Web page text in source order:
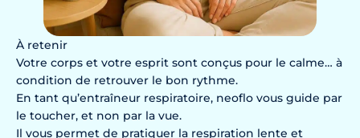
À retenir
Votre corps et votre esprit sont conçus pour le calme… à
condition de retrouver le bon rythme.
En tant qu’entraîneur respiratoire, neoflo vous guide par
le toucher, et non par la vue.
Il vous permet de pratiquer la respiration lente et